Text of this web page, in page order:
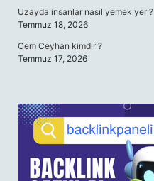
Uzayda insanlar nasıl yemek yer ?
Temmuz 18, 2026
Cem Ceyhan kimdir ?
Temmuz 17, 2026